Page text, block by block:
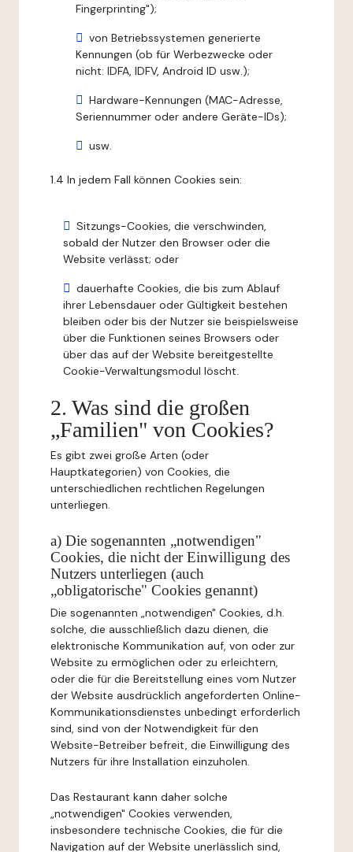
Fingerprinting");
von Betriebssystemen generierte
Kennungen (ob für Werbezwecke oder
nicht: IDFA, IDFV, Android ID usw.);
Hardware-Kennungen (MAC-Adresse,
Seriennummer oder andere Geräte-IDs);
usw.
1.4 In jedem Fall können Cookies sein:
Sitzungs-Cookies, die verschwinden,
sobald der Nutzer den Browser oder die
Website verlässt; oder
dauerhafte Cookies, die bis zum Ablauf
ihrer Lebensdauer oder Gültigkeit bestehen
bleiben oder bis der Nutzer sie beispielsweise
über die Funktionen seines Browsers oder
über das auf der Website bereitgestellte
Cookie-Verwaltungsmodul löscht.
2. Was sind die großen
„Familien" von Cookies?
Es gibt zwei große Arten (oder
Hauptkategorien) von Cookies, die
unterschiedlichen rechtlichen Regelungen
unterliegen.
a) Die sogenannten „notwendigen"
Cookies, die nicht der Einwilligung des
Nutzers unterliegen (auch
„obligatorische" Cookies genannt)
Die sogenannten „notwendigen" Cookies, d.h.
solche, die ausschließlich dazu dienen, die
elektronische Kommunikation auf, von oder zur
Website zu ermöglichen oder zu erleichtern,
oder die für die Bereitstellung eines vom Nutzer
der Website ausdrücklich angeforderten Online-
Kommunikationsdienstes unbedingt erforderlich
sind, sind von der Notwendigkeit für den
Website-Betreiber befreit, die Einwilligung des
Nutzers für ihre Installation einzuholen.
Das Restaurant kann daher solche
„notwendigen" Cookies verwenden,
insbesondere technische Cookies, die für die
Navigation auf der Website unerlässlich sind,